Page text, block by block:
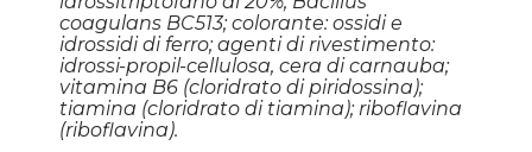
coagulans BC513; colorante: ossidi e
idrossidi di ferro; agenti di rivestimento:
idrossi-propil-cellulosa, cera di carnauba;
vitamina B6 (cloridrato di piridossina);
tiamina (cloridrato di tiamina); riboflavina
(riboflavina).